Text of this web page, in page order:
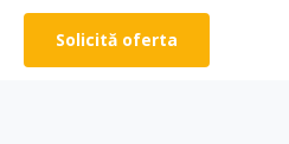
Solicită oferta